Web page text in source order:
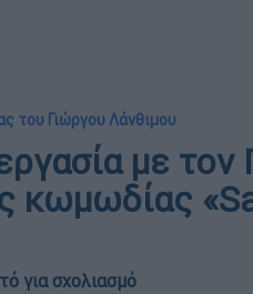
του Γιώργου Λάνθιμου
με τον
κωμωδίας
για σχολιασμό